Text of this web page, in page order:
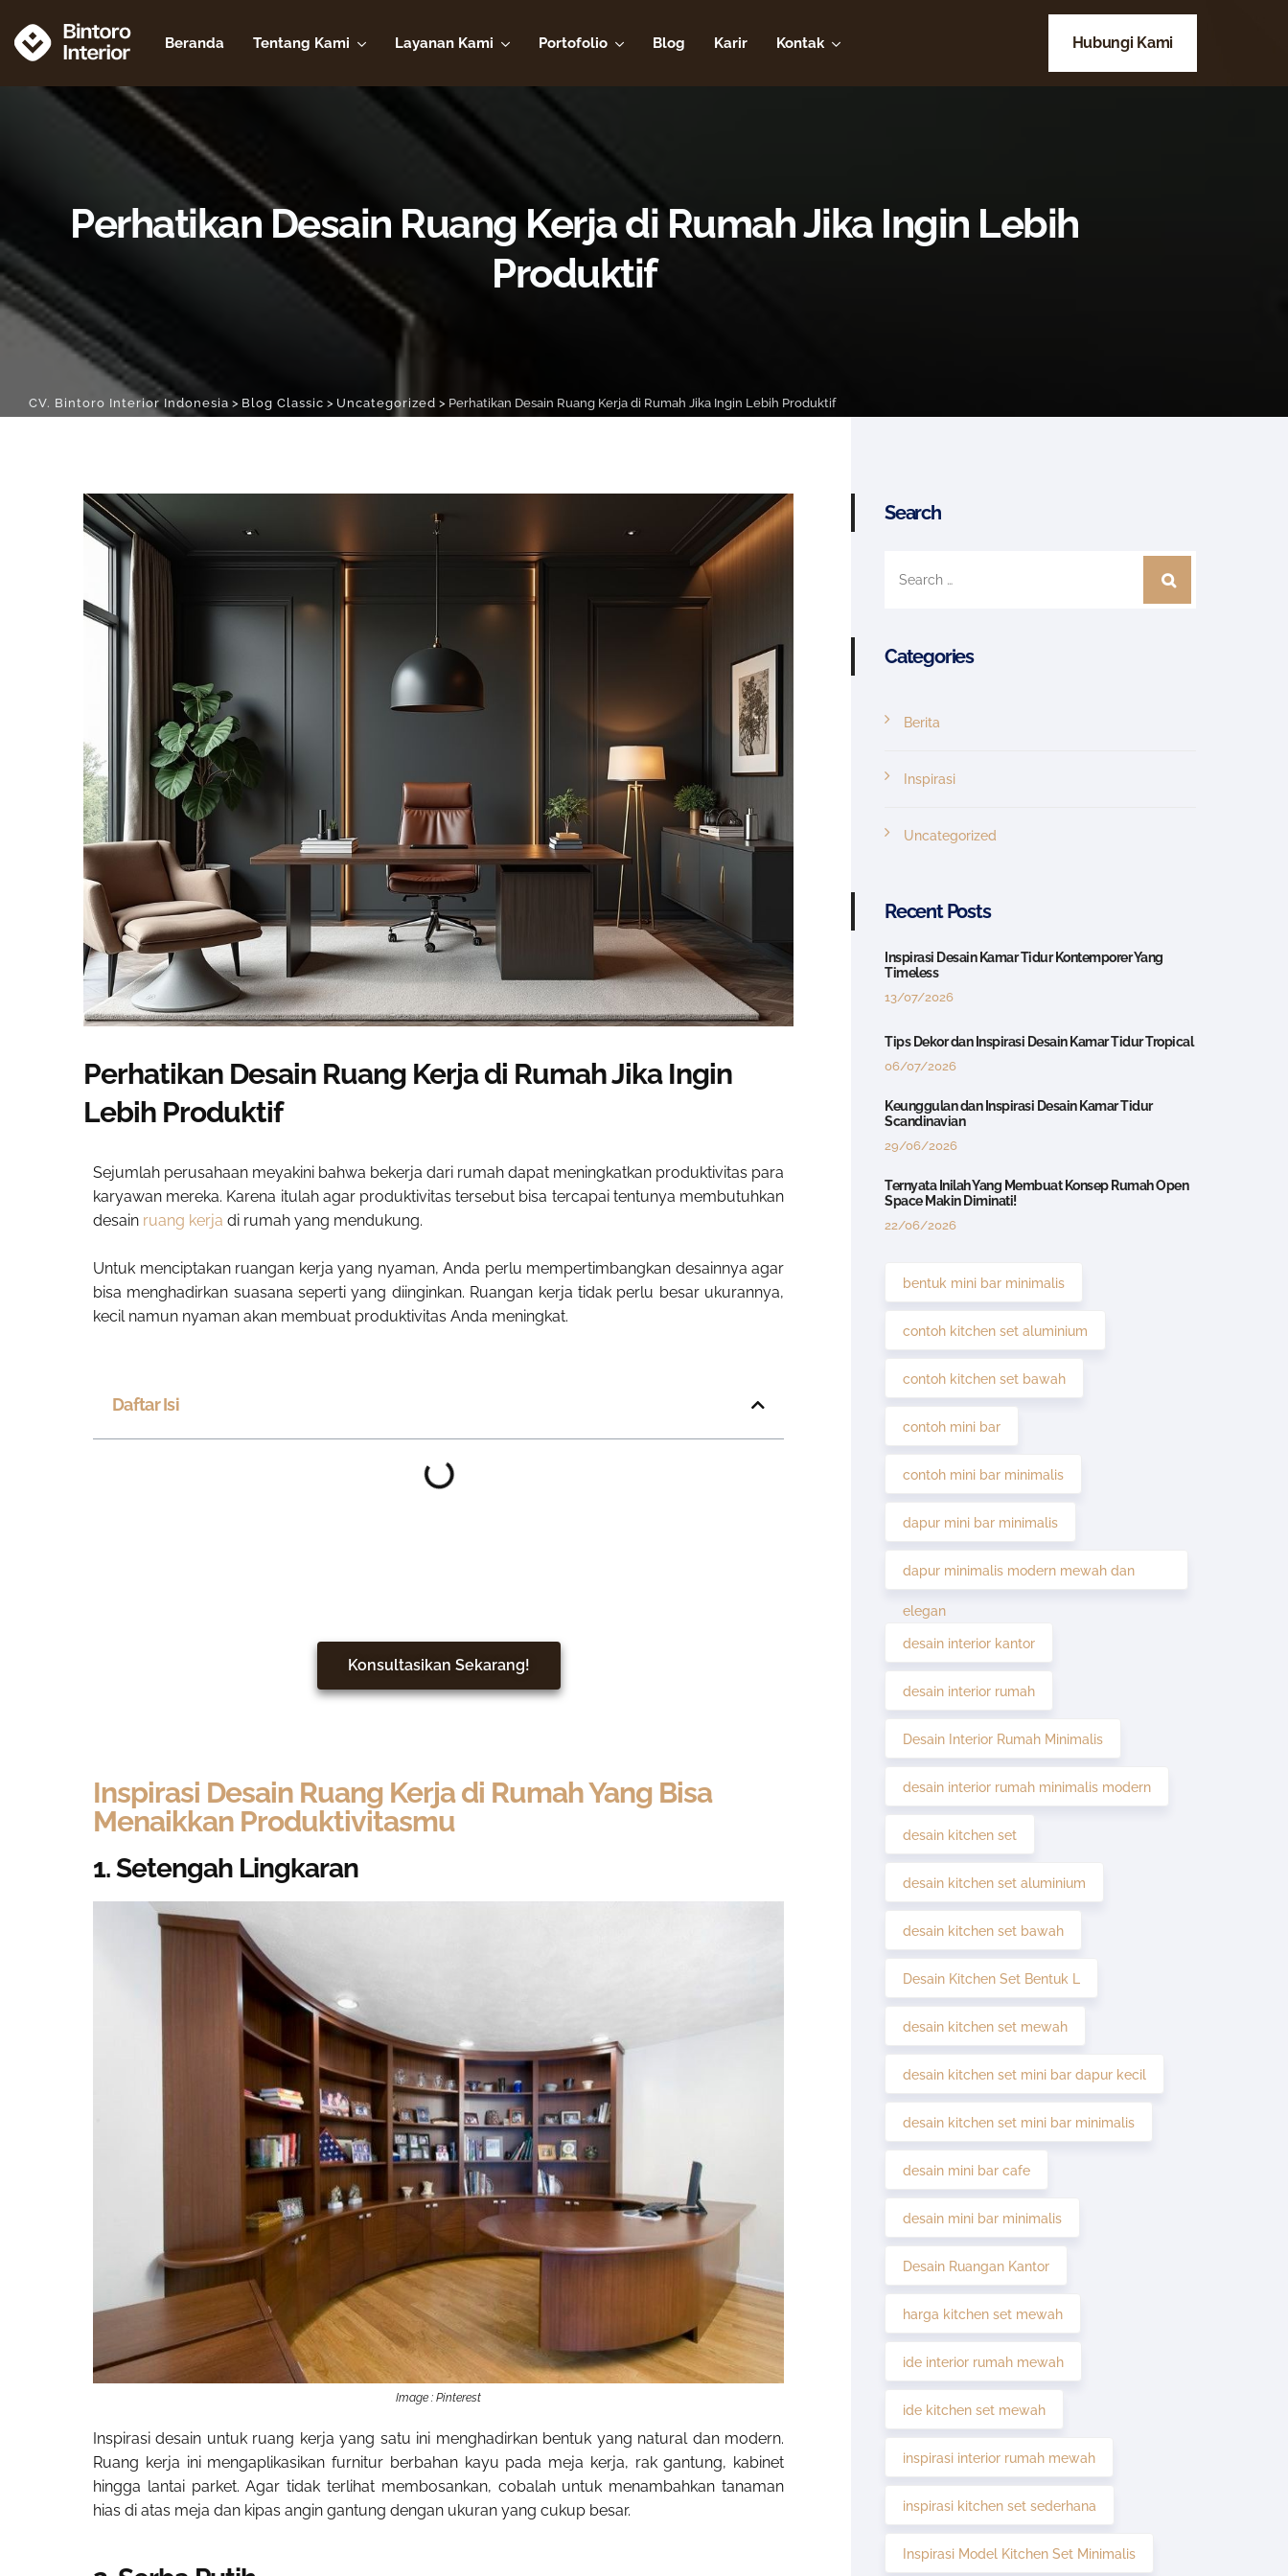
Beranda Tentang Kami Layanan Kami Portofolio Blog Karir Kontak Hubungi Kami
Perhatikan Desain Ruang Kerja di Rumah Jika Ingin Lebih
Produktif
CV. Bintoro Interior Indonesia > Blog Classic > Uncategorized > Perhatikan Desain Ruang Kerja di Rumah Jika Ingin Lebih Produktif
Perhatikan Desain Ruang Kerja di Rumah Jika Ingin
Lebih Produktif
Sejumlah perusahaan meyakini bahwa bekerja dari rumah dapat meningkatkan produktivitas para
karyawan mereka. Karena itulah agar produktivitas tersebut bisa tercapai tentunya membutuhkan
desain ruang kerja di rumah yang mendukung.
Untuk menciptakan ruangan kerja yang nyaman, Anda perlu mempertimbangkan desainnya agar
bisa menghadirkan suasana seperti yang diinginkan. Ruangan kerja tidak perlu besar ukurannya,
kecil namun nyaman akan membuat produktivitas Anda meningkat.
Daftar Isi
Konsultasikan Sekarang!
Inspirasi Desain Ruang Kerja di Rumah Yang Bisa
Menaikkan Produktivitasmu
1. Setengah Lingkaran
Image : Pinterest
Inspirasi desain untuk ruang kerja yang satu ini menghadirkan bentuk yang natural dan modern.
Ruang kerja ini mengaplikasikan furnitur berbahan kayu pada meja kerja, rak gantung, kabinet
hingga lantai parket. Agar tidak terlihat membosankan, cobalah untuk menambahkan tanaman
hias di atas meja dan kipas angin gantung dengan ukuran yang cukup besar.
Search
Categories
Berita
Inspirasi
Uncategorized
Recent Posts
Inspirasi Desain Kamar Tidur Kontemporer Yang
Timeless
13/07/2026
Tips Dekor dan Inspirasi Desain Kamar Tidur Tropical
06/07/2026
Keunggulan dan Inspirasi Desain Kamar Tidur
Scandinavian
29/06/2026
Ternyata Inilah Yang Membuat Konsep Rumah Open
Space Makin Diminati!
22/06/2026
bentuk mini bar minimalis
contoh kitchen set aluminium
contoh kitchen set bawah
contoh mini bar
contoh mini bar minimalis
dapur mini bar minimalis
dapur minimalis modern mewah dan
elegan
desain interior kantor
desain interior rumah
Desain Interior Rumah Minimalis
desain interior rumah minimalis modern
desain kitchen set
desain kitchen set aluminium
desain kitchen set bawah
Desain Kitchen Set Bentuk L
desain kitchen set mewah
desain kitchen set mini bar dapur kecil
desain kitchen set mini bar minimalis
desain mini bar cafe
desain mini bar minimalis
Desain Ruangan Kantor
harga kitchen set mewah
ide interior rumah mewah
ide kitchen set mewah
inspirasi interior rumah mewah
inspirasi kitchen set sederhana
Inspirasi Model Kitchen Set Minimalis